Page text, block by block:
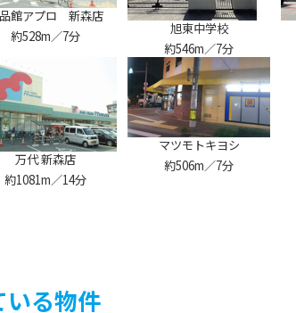
館アプロ 新森店
約528m／7分
旭東中学校
約546m／7分
万代 新森店
約1081m／14分
マツモトキヨシ
約506m／7分
いる物件